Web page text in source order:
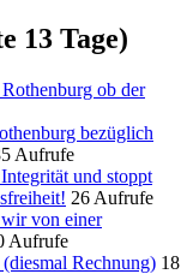
13 Tage)
ob der
bezüglich
Aufrufe
und stoppt
26 Aufrufe
von einer
Aufrufe
Rechnung) 18